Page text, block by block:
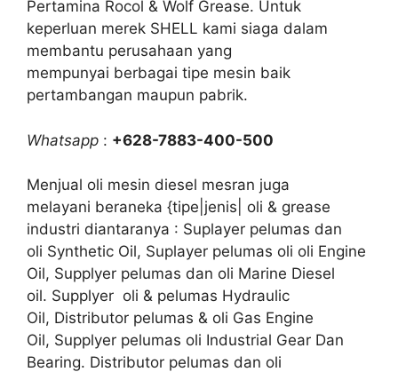
Pertamina Rocol & Wolf Grease. Untuk
keperluan merek SHELL kami siaga dalam
membantu perusahaan yang
mempunyai berbagai tipe mesin baik
pertambangan maupun pabrik.
Whatsapp : +628-7883-400-500
Menjual oli mesin diesel mesran juga
melayani beraneka {tipe|jenis| oli & grease
industri diantaranya : Suplayer pelumas dan
oli Synthetic Oil, Suplayer pelumas oli oli Engine
Oil, Supplyer pelumas dan oli Marine Diesel
oil. Supplyer oli & pelumas Hydraulic
Oil, Distributor pelumas & oli Gas Engine
Oil, Supplyer pelumas oli Industrial Gear Dan
Bearing. Distributor pelumas dan oli